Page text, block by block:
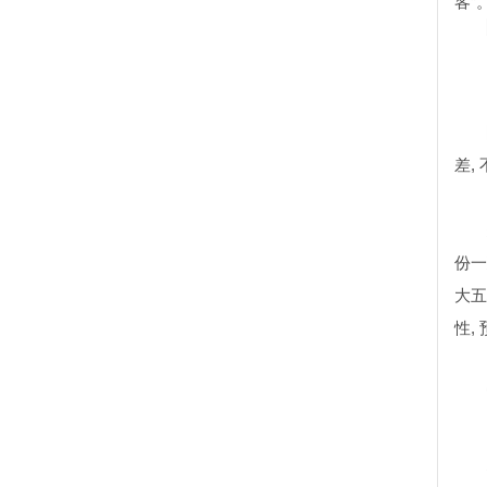
差,
份
大
性,